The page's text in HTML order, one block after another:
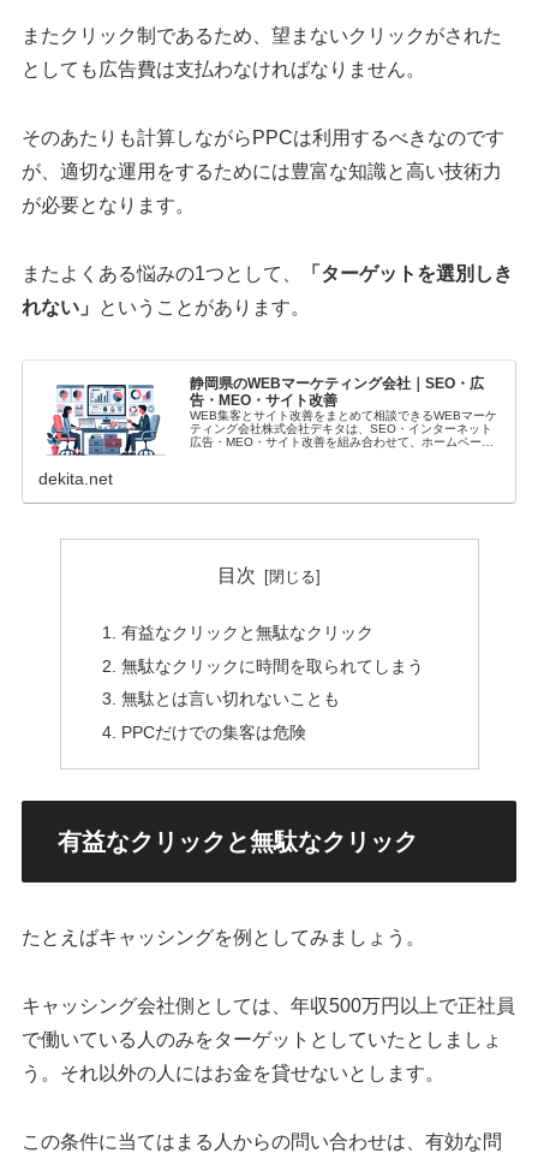
またクリック制であるため、望まないクリックがされた
としても広告費は支払わなければなりません。
そのあたりも計算しながらPPCは利用するべきなのです
が、適切な運用をするためには豊富な知識と高い技術力
が必要となります。
またよくある悩みの1つとして、
「ターゲットを選別しき
れない」
ということがあります。
静岡県のWEBマーケティング会社｜SEO・広
告・MEO・サイト改善
WEB集客とサイト改善をまとめて相談できるWEBマーケ
ティング会社株式会社デキタは、SEO・インターネット
広告・MEO・サイト改善を組み合わせて、ホームページ
dekita.net
目次
有益なクリックと無駄なクリック
無駄なクリックに時間を取られてしまう
無駄とは言い切れないことも
PPCだけでの集客は危険
有益なクリックと無駄なクリック
たとえばキャッシングを例としてみましょう。
キャッシング会社側としては、年収500万円以上で正社員
で働いている人のみをターゲットとしていたとしましょ
う。それ以外の人にはお金を貸せないとします。
この条件に当てはまる人からの問い合わせは、有効な問